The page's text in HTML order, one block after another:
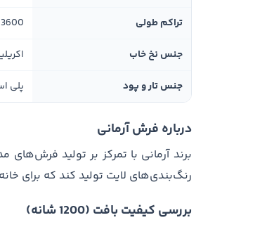
تراکم طولی 3600
جنس نخ خاب
جنس تار و پود پلی
درباره فرش آرمانی
برند آرمانی با تمرکز بر تولید
رنگ‌بندی‌های لایت تولید کند که برای
بررسی کیفیت بافت (1200 شانه)